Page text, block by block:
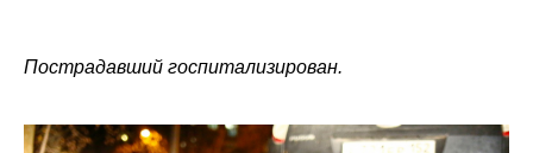
Пострадавший госпитализирован.